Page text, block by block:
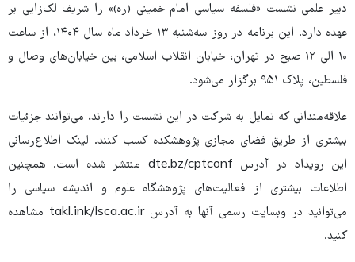
دبیر علمی نشست «فلسفه سیاسی امام خمینی (ره)» را شریف لک‌زایی بر
عهده دارد. این برنامه در روز سه‌شنبه ۱۳ خرداد ماه سال ۱۴۰۴، از ساعت
۱۰ الی ۱۲ صبح در تهران، خیابان انقلاب اسلامی، بین خیابان‌های وصال و
فلسطین، پلاک ۹۵۱ برگزار می‌شود.
علاقه‌مندانی که تمایل به شرکت در این نشست را دارند، می‌توانند جزئیات
بیشتری از طریق فضای مجازی پژوهشکده کسب کنند. لینک اطلاع‌رسانی
این رویداد در آدرس dte.bz/cptconf منتشر شده است. همچنین
اطلاعات بیشتری از فعالیت‌های پژوهشگاه علوم و اندیشه سیاسی را
می‌توانید در وبسایت رسمی آنها به آدرس takl.ink/Isca.ac.ir مشاهده
کنید.